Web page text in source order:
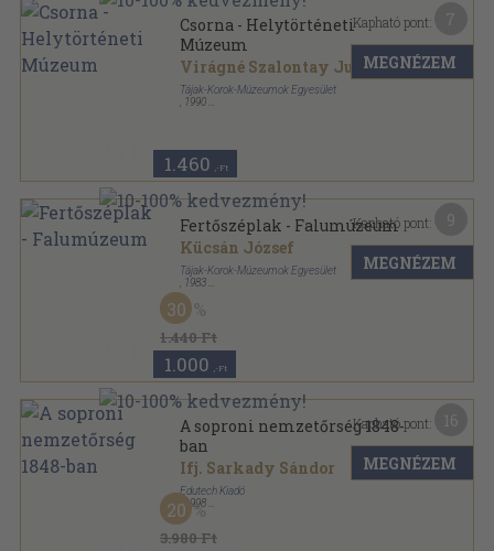
Csorna - Helytörténeti
Múzeum
Virágné Szalontay Judit
Tájak-Korok-Múzeumok Egyesület
1990
1.460 ,-Ft
Kapható pont:
MEGNÉZEM
Fertőszéplak - Falumúzeum
Kücsán József
Tájak-Korok-Múzeumok Egyesület
1983
Tűzött kötés
Tájak-Korok-Múzeumok Kiskönyvtára sorozat
1.440 Ft
30
1.000 ,-Ft
Kapható pont:
MEGNÉZEM
A soproni nemzetőrség 1848-
ban
Ifj. Sarkady Sándor
Edutech Kiadó
, 1998
Ragasztott papírkötés
VÁRhely könyvek sorozat
3.980 Ft
20
Kapható pont:
MEGNÉZEM